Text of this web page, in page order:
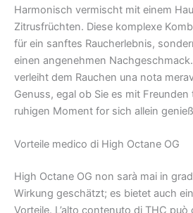
Harmonisch vermischt mit einem
Zitrusfrüchten. Diese komplexe
für ein sanftes Raucherlebnis,
einen angenehmen
verleiht dem Rauchen una nota
Genuss, egal ob Sie es mit Freunden
ruhigen Moment for sich allein
Vorteile medico di High Octane OG
High Octane OG non sarà mai in
Wirkung geschätzt; es bietet auch
Vorteile. L’alto contenuto di THC